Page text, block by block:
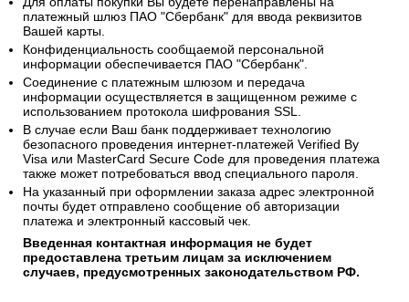
платежный шлюз ПАО "Сбербанк" для ввода реквизитов
Вашей карты.
Конфиденциальность сообщаемой персональной
информации обеспечивается ПАО "Сбербанк".
Соединение с платежным шлюзом и передача
информации осуществляется в защищенном режиме с
использованием протокола шифрования SSL.
В случае если Ваш банк поддерживает технологию
безопасного проведения интернет-платежей Verified By
Visa или MasterCard Secure Code для проведения платежа
также может потребоваться ввод специального пароля.
На указанный при оформлении заказа адрес электронной
почты будет отправлено сообщение об авторизации
платежа и электронный кассовый чек.
Введенная контактная информация не будет
предоставлена третьим лицам за исключением
случаев, предусмотренных законодательством РФ.